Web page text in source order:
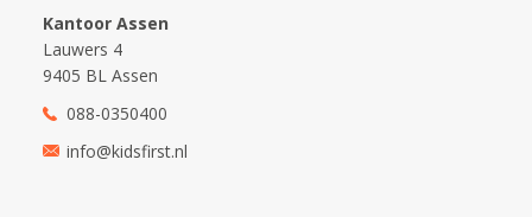
Kantoor Assen
Lauwers 4
9405 BL Assen
088-0350400
info@kidsfirst.nl